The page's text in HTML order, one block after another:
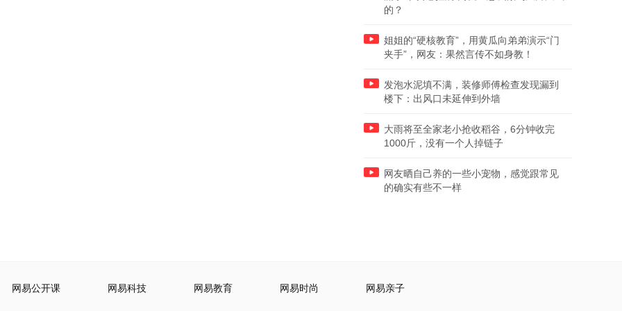
的？
姐姐的“硬核教育”，用黄瓜向弟弟演示“门
夹手”，网友：果然言传不如身教！
发泡水泥填不满，装修师傅检查发现漏到
楼下：出风口未延伸到外墙
大雨将至全家老小抢收稻谷，6分钟收完
1000斤，没有一个人掉链子
网友晒自己养的一些小宠物，感觉跟常见
的确实有些不一样
网易公开课 网易科技 网易教育 网易时尚 网易亲子